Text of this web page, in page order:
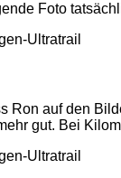
Foto
Ron auf den
gut. Bei